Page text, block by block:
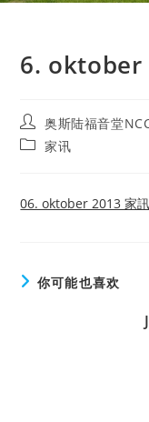
6. oktober
Post
author:
奥斯陆福音堂
Post家讯
06. oktober 2013 家
你可能也喜欢